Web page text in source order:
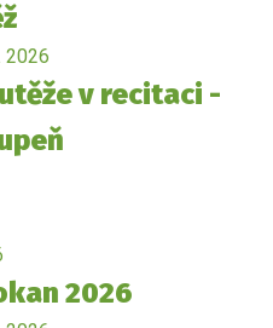
2026
v recitaci -
2026